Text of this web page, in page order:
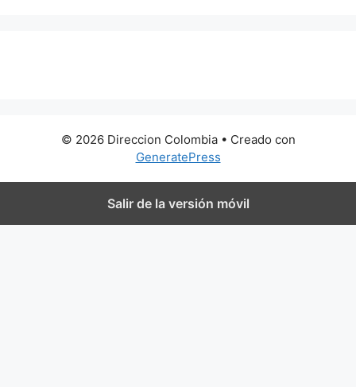
© 2026 Direccion Colombia• Creado con
GeneratePress
Salir de la versión móvil